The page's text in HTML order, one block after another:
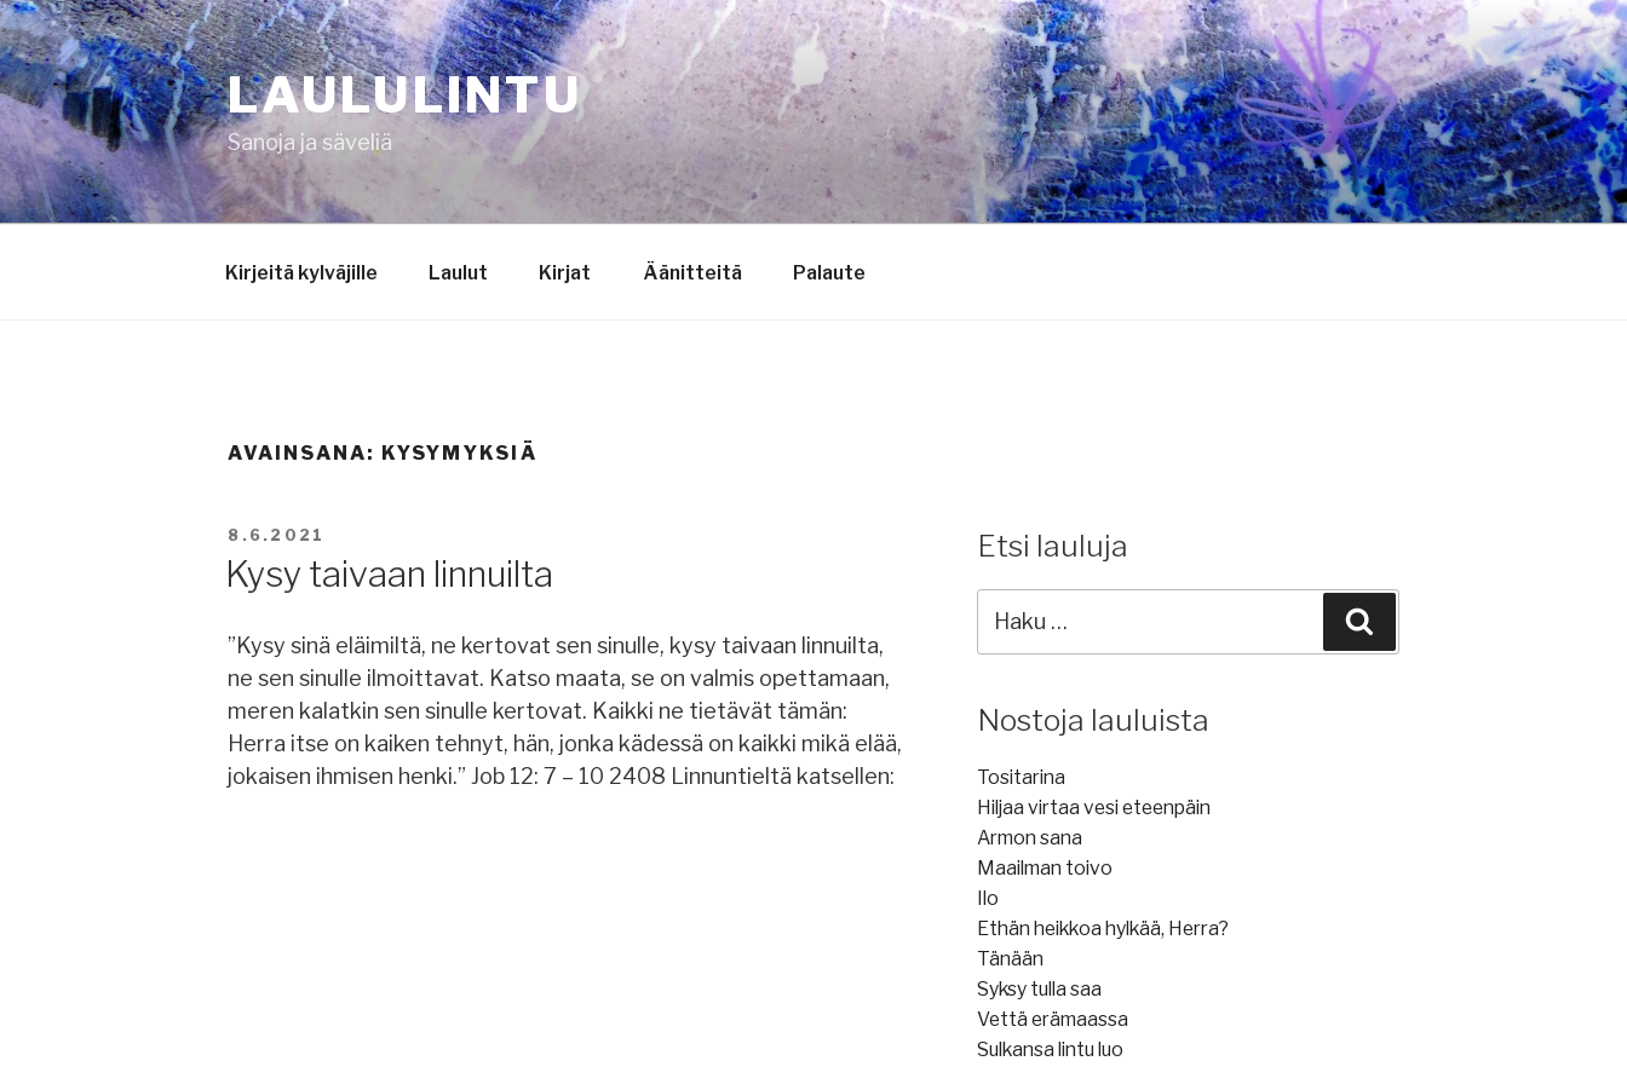
Siirry
sisältöön
LAULULINTU
Sanoja ja säveliä
Kirjeitä kylväjille Laulut Kirjat Äänitteitä Palaute
AVAINSANA: KYSYMYKSIÄ
JULKAISTU
8.6.2021
Kysy taivaan linnuilta
”Kysy sinä eläimiltä, ne kertovat sen sinulle, kysy taivaan linnuilta,
ne sen sinulle ilmoittavat. Katso maata, se on valmis opettamaan,
meren kalatkin sen sinulle kertovat. Kaikki ne tietävät tämän:
Herra itse on kaiken tehnyt, hän, jonka kädessä on kaikki mikä elää,
jokaisen ihmisen henki.” Job 12: 7 – 10 2408 Linnuntieltä katsellen:
Etsi lauluja
lauluja:
Nostoja lauluista
Tositarina
Hiljaa virtaa vesi eteenpäin
Armon sana
Maailman toivo
Ilo
Ethän heikkoa hylkää, Herra?
Tänään
Syksy tulla saa
Vettä erämaassa
Sulkansa lintu luo